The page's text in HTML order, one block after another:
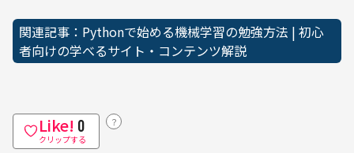
関連記事：Pythonで始める機械学習の勉強方法 | 初心
者向けの学べるサイト・コンテンツ解説
Like! 0
クリップする
？